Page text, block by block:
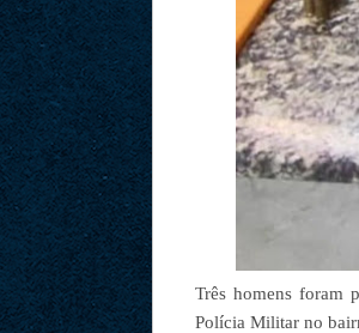
Três homens foram
Polícia Militar no